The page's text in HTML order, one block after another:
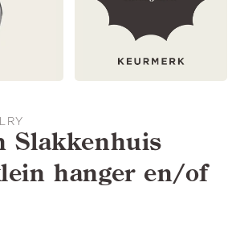
Slakkenhuis
hanger en/of